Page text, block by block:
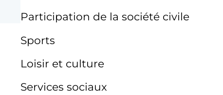
Participation de la société civile
Sports
Loisir et culture
Services sociaux